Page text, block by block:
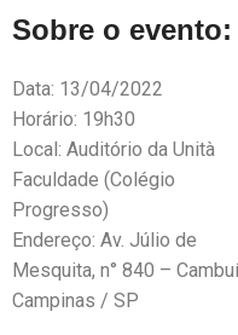
Sobre o evento:
Data: 13/04/2022
Horário: 19h30
Local: Auditório da Unità
Faculdade (Colégio
Progresso)
Endereço: Av. Júlio de
Mesquita, n° 840 –
Campinas / SP